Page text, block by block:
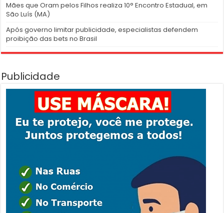
Mães que Oram pelos Filhos realiza 10° Encontro Estadual, em
São Luís (MA)
Após governo limitar publicidade, especialistas defendem
proibição das bets no Brasil
Publicidade